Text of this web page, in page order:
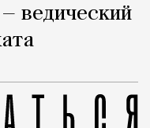
ведический